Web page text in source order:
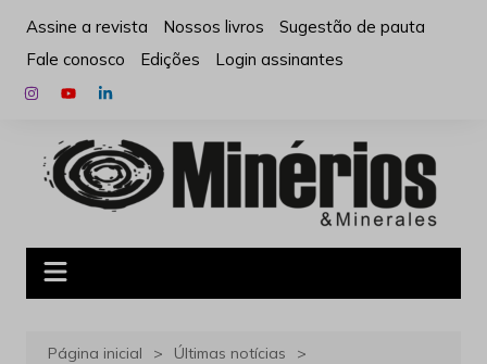
para
conteúdo
Assine a revista Nossos livros
Sugestão de pauta
Fale conosco
Edições Login assinantes
Página inicial
Últimas notícias